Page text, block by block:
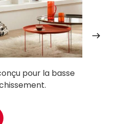
pour la basse